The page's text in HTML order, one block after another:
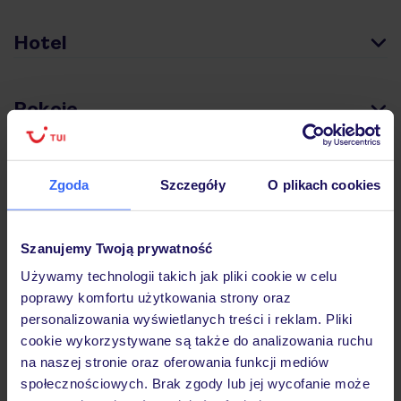
Zgoda Szczegóły O plikach cookies
Szanujemy Twoją prywatność
Używamy technologii takich jak pliki cookie w celu
poprawy komfortu użytkowania strony oraz
personalizowania wyświetlanych treści i reklam. Pliki
cookie wykorzystywane są także do analizowania ruchu
na naszej stronie oraz oferowania funkcji mediów
społecznościowych. Brak zgody lub jej wycofanie może
Hotel
Pokoje
Wyżywienie
Atrakcje
Ważne informacje
Często zadawane pytania